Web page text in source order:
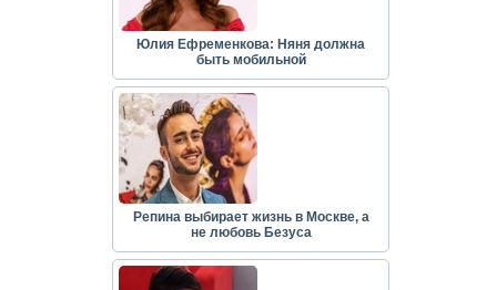
Юлия Ефременкова: Няня должна
быть мобильной
Репина выбирает жизнь в Москве, а
не любовь Безуса